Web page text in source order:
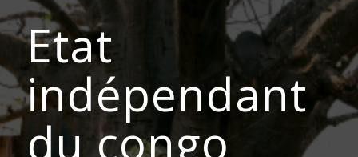
Etat
indépendant
du congo